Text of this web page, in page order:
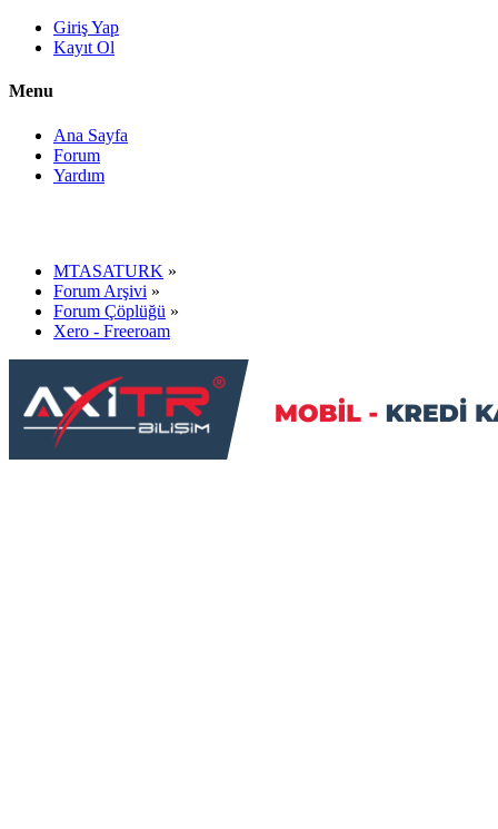
Giriş Yap
Kayıt Ol
Menu
Ana Sayfa
Forum
Yardım
MTASATURK »
Forum Arşivi »
Forum Çöplüğü »
Xero - Freeroam